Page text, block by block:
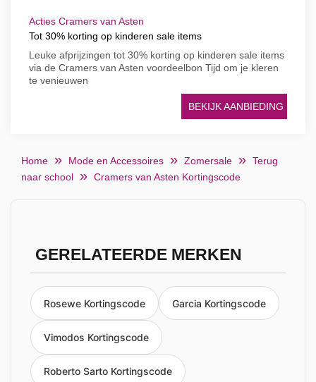
Acties Cramers van Asten
Tot 30% korting op kinderen sale items
Leuke afprijzingen tot 30% korting op kinderen sale items
via de Cramers van Asten voordeelbon Tijd om je kleren
te venieuwen
BEKIJK AANBIEDING
Home Mode en Accessoires Zomersale
Terug
naar school
Cramers van Asten Kortingscode
GERELATEERDE MERKEN
Rosewe Kortingscode Garcia Kortingscode
Vimodos Kortingscode
Roberto Sarto Kortingscode